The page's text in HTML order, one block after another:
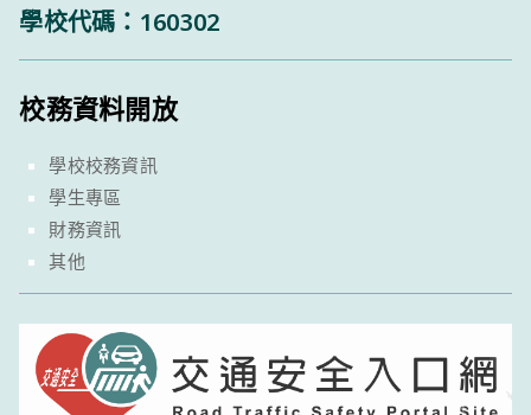
學校代碼：160302
校務資料開放
學校校務資訊
學生專區
財務資訊
其他